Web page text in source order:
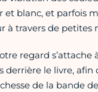
et blanc, et parfois
à travers de petites
regard s’attache
le livre, afin
de la bande